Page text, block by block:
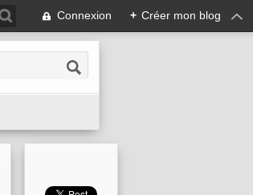
Connexion + Créer mon blog